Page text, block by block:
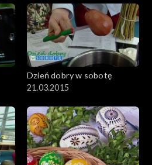
Dzień dobry w sobotę
21.03.2015